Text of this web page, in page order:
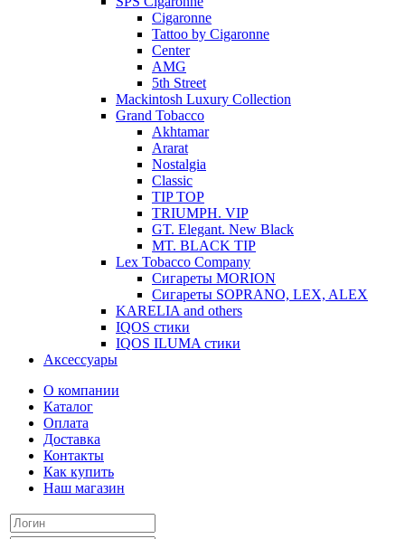
Сigaronne
Tattoo by Cigaronne
Center
AMG
5th Street
Mackintosh Luxury Collection
Grand Tobacco
Akhtamar
Ararat
Nostalgia
Classic
TIP TOP
TRIUMPH. VIP
GT. Elegant. New Black
MT. BLACK TIP
Lex Tobacco Company
Сигареты MORION
Сигареты SOPRANO, LEX, ALEX
KARELIA and others
IQOS стики
IQOS ILUMA стики
Аксессуары
О компании
Каталог
Оплата
Доставка
Контакты
Как купить
Наш магазин